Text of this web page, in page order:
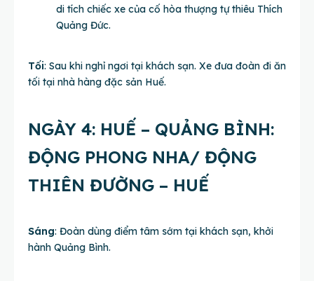
di tích chiếc xe của cố hòa thượng tự thiêu Thích
Quảng Đức.
Tối: Sau khi nghỉ ngơi tại khách sạn. Xe đưa đoàn đi ăn
tối tại nhà hàng đặc sản Huế.
NGÀY 4: HUẾ – QUẢNG BÌNH:
ĐỘNG PHONG NHA/ ĐỘNG
THIÊN ĐƯỜNG – HUẾ
Sáng: Đoàn dùng điểm tâm sớm tại khách sạn, khởi
hành Quảng Bình.